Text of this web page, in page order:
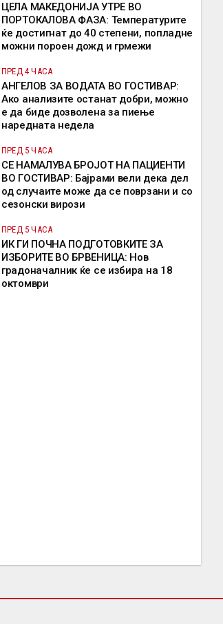
ЦЕЛА МАКЕДОНИЈА УТРЕ ВО
ПОРТОКАЛОВА ФАЗА: Температурите
ќе достигнат до 40 степени, попладне
можни пороен дожд и грмежи
ПРЕД 4 ЧАСА
АНГЕЛОВ ЗА ВОДАТА ВО ГОСТИВАР:
Ако анализите останат добри, можно
е да биде дозволена за пиење
наредната недела
ПРЕД 5 ЧАСА
СЕ НАМАЛУВА БРОЈОТ НА ПАЦИЕНТИ
ВО ГОСТИВАР: Бајрами вели дека дел
од случаите може да се поврзани и со
сезонски вирози
ПРЕД 5 ЧАСА
ИК ГИ ПОЧНА ПОДГОТОВКИТЕ ЗА
ИЗБОРИТЕ ВО БРВЕНИЦА: Нов
градоначалник ќе се избира на 18
октомври